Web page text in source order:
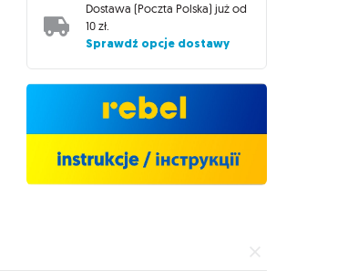
Dostawa (Poczta Polska) już od
10 zł.
Sprawdź opcje dostawy